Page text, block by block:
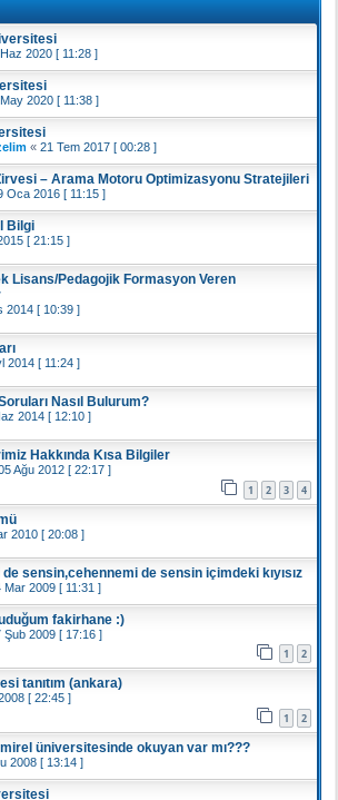
2020 [ 11:28 ]
2020 [ 11:38 ]
« 21 Tem 2017 [ 00:28 ]
– Arama Motoru Optimizasyonu Stratejileri
Oca 2016 [ 11:15 ]
Bilgi
[ 21:15 ]
Lisans/Pedagojik Formasyon Veren
2014 [ 10:39 ]
2014 [ 11:24 ]
Nasıl Bulurum?
2014 [ 12:10 ]
Hakkında Kısa Bilgiler
Ağu 2012 [ 22:17 ]
1 2 3 4
2010 [ 20:08 ]
sensin,cehennemi de sensin içimdeki kıyısız
Mar 2009 [ 11:31 ]
fakirhane :)
Şub 2009 [ 17:16 ]
1 2
tanıtım (ankara)
[ 22:45 ]
1 2
üniversitesinde okuyan var mı???
2008 [ 13:14 ]